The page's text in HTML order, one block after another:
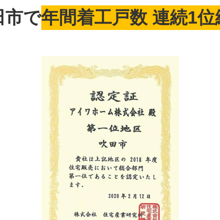
問い合わせ
オンライン面談はこちら
市で年間着工戸数 連続1